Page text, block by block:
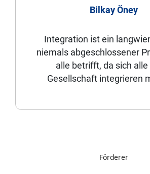
Bilkay Öney
Integration ist ein
niemals abgeschlossener
alle betrifft, da sich alle
Gesellschaft integrieren
Förderer